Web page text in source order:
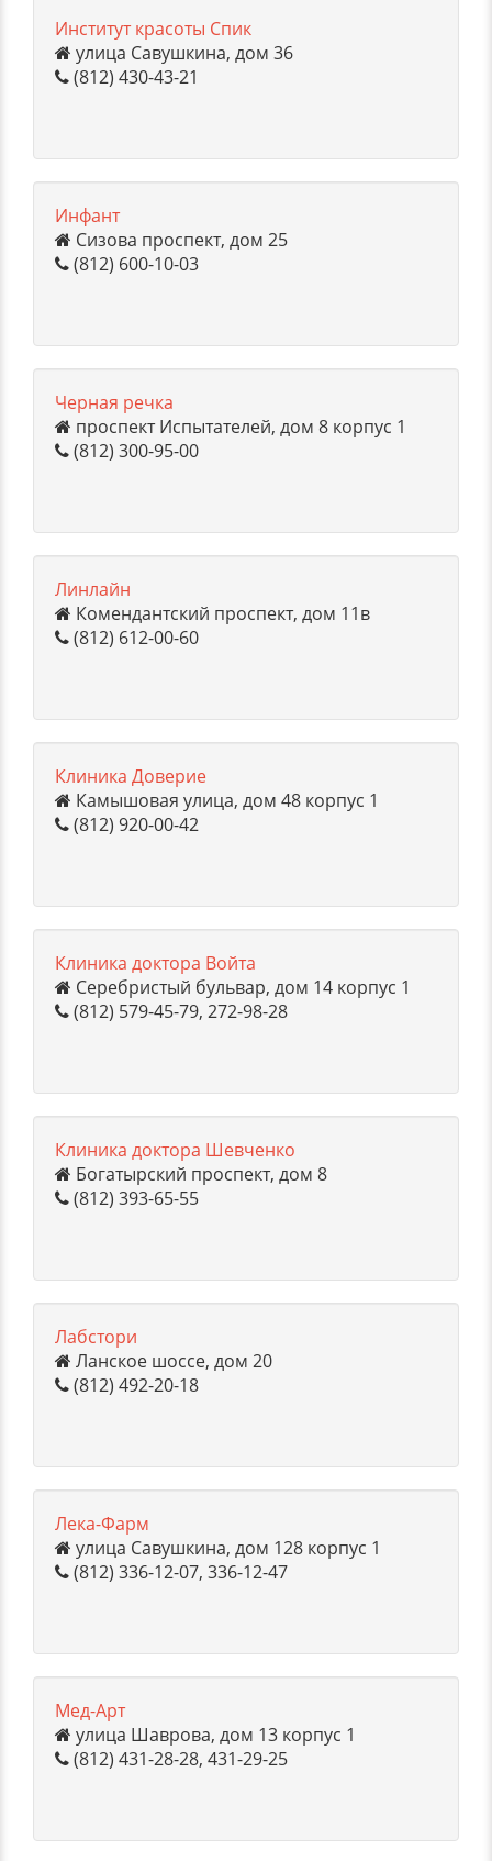
Институт красоты Спик
улица Савушкина, дом 36
(812) 430-43-21
Инфант
Сизова проспект, дом 25
(812) 600-10-03
Черная речка
проспект Испытателей, дом 8 корпус 1
(812) 300-95-00
Линлайн
Комендантский проспект, дом 11в
(812) 612-00-60
Клиника Доверие
Камышовая улица, дом 48 корпус 1
(812) 920-00-42
Клиника доктора Войта
Серебристый бульвар, дом 14 корпус 1
(812) 579-45-79, 272-98-28
Клиника доктора Шевченко
Богатырский проспект, дом 8
(812) 393-65-55
Лабстори
Ланское шоссе, дом 20
(812) 492-20-18
Лека-Фарм
улица Савушкина, дом 128 корпус 1
(812) 336-12-07, 336-12-47
Мед-Арт
улица Шаврова, дом 13 корпус 1
(812) 431-28-28, 431-29-25